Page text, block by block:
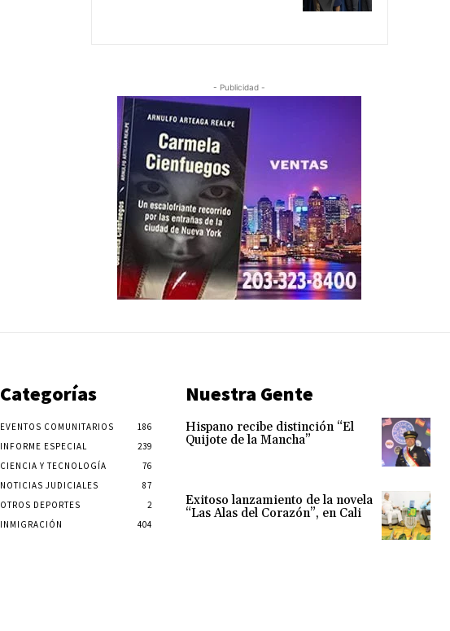
- Publicidad -
Categorías
EVENTOS COMUNITARIOS
186
INFORME ESPECIAL
239
CIENCIA Y TECNOLOGÍA
76
NOTICIAS JUDICIALES
87
OTROS DEPORTES
2
INMIGRACIÓN
404
Nuestra Gente
Hispano recibe distinción “El
Quijote de la Mancha”
Exitoso lanzamiento de la novela
“Las Alas del Corazón”, en Cali